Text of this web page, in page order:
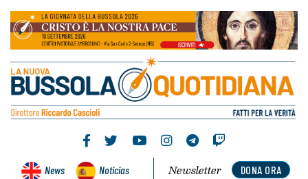
News Noticias DONA ORA
Newsletter